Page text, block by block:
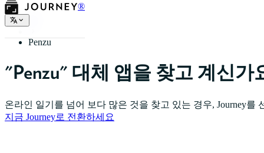
®
Penzu
"Penzu" 대체 앱을 찾고 계신가
온라인 일기를 넘어 보다 많은 것을 찾고 있는 경우, Journey를
지금 Journey로 전환하세요